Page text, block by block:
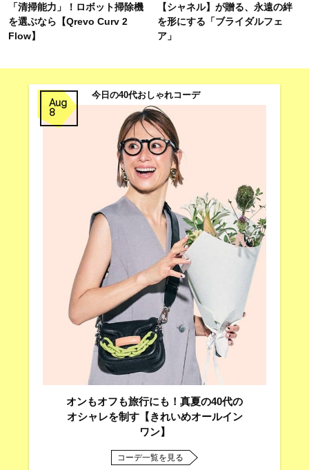
「清掃能力」！ロボット掃除機
を選ぶなら【Qrevo Curv 2
Flow】
【シャネル】が贈る、永遠の絆
を形にする「ブライダルフェ
ア」
Aug
8
今日の40代おしゃれコーデ
オンもオフも旅行にも！真夏の40代の
オシャレを制す【きれいめオールイン
ワン】
コーデ一覧を見る